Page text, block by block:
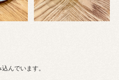
んでいます。